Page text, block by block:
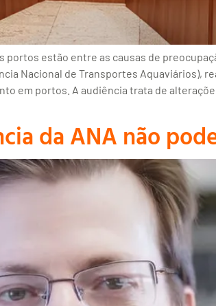
estão entre as causas de
Nacional de Transportes Aquaviários),
em portos. A audiência trata de
da ANA não